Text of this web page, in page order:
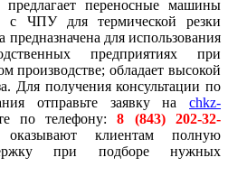
переносные машины
с ЧПУ для термической резки
для использования
предприятиях при
производстве; обладает высокой
Для получения консультации по
отправьте заявку на
chkz-
по телефону:8 (843) 202-32-
клиентам полную
при подборе нужных